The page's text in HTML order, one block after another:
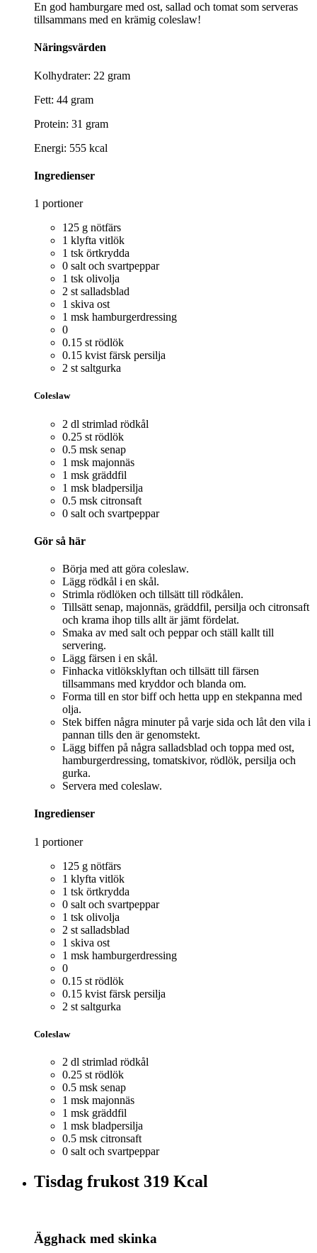
En god hamburgare med ost, sallad och tomat som serveras
tillsammans med en krämig coleslaw!
Näringsvärden
Kolhydrater: 22 gram
Fett: 44 gram
Protein: 31 gram
Energi: 555 kcal
Ingredienser
1 portioner
125 g nötfärs
1 klyfta vitlök
1 tsk örtkrydda
0 salt och svartpeppar
1 tsk olivolja
2 st salladsblad
1 skiva ost
1 msk hamburgerdressing
0
0.15 st rödlök
0.15 kvist färsk persilja
2 st saltgurka
Coleslaw
2 dl strimlad rödkål
0.25 st rödlök
0.5 msk senap
1 msk majonnäs
1 msk gräddfil
1 msk bladpersilja
0.5 msk citronsaft
0 salt och svartpeppar
Gör så här
Börja med att göra coleslaw.
Lägg rödkål i en skål.
Strimla rödlöken och tillsätt till rödkålen.
Tillsätt senap, majonnäs, gräddfil, persilja och citronsaft
och krama ihop tills allt är jämt fördelat.
Smaka av med salt och peppar och ställ kallt till
servering.
Lägg färsen i en skål.
Finhacka vitlöksklyftan och tillsätt till färsen
tillsammans med kryddor och blanda om.
Forma till en stor biff och hetta upp en stekpanna med
olja.
Stek biffen några minuter på varje sida och låt den vila i
pannan tills den är genomstekt.
Lägg biffen på några salladsblad och toppa med ost,
hamburgerdressing, tomatskivor, rödlök, persilja och
gurka.
Servera med coleslaw.
Ingredienser
1 portioner
125 g nötfärs
1 klyfta vitlök
1 tsk örtkrydda
0 salt och svartpeppar
1 tsk olivolja
2 st salladsblad
1 skiva ost
1 msk hamburgerdressing
0
0.15 st rödlök
0.15 kvist färsk persilja
2 st saltgurka
Coleslaw
2 dl strimlad rödkål
0.25 st rödlök
0.5 msk senap
1 msk majonnäs
1 msk gräddfil
1 msk bladpersilja
0.5 msk citronsaft
0 salt och svartpeppar
Tisdag frukost 319 Kcal
Ägghack med skinka